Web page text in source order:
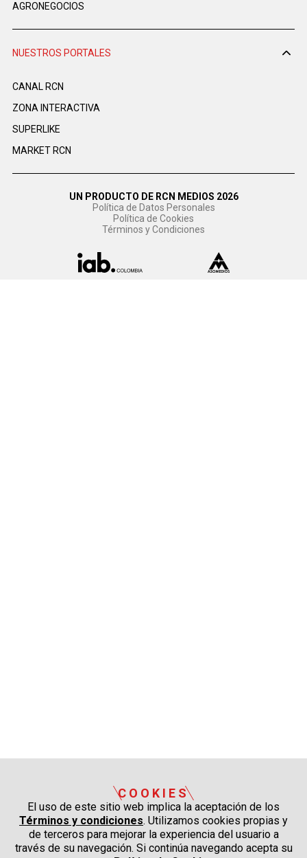
AGRONEGOCIOS
NUESTROS PORTALES
CANAL RCN
ZONA INTERACTIVA
SUPERLIKE
MARKET RCN
UN PRODUCTO DE RCN MEDIOS 2026
Política de Datos Personales
Política de Cookies
Términos y Condiciones
COOKIES
El uso de este sitio web implica la aceptación de los
Términos y condiciones. Utilizamos cookies propias y
de terceros para mejorar la experiencia del usuario a
través de su navegación. Si continúa navegando acepta su